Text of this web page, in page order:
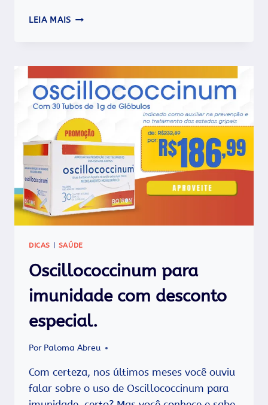
LEIA MAIS GRIPE
QUAIS
OS
RISCOS
E
COMO
EVITAR?
DICAS | SAÚDE
Oscillococcinum para
imunidade com desconto
especial.
Por Paloma Abreu
Com certeza, nos últimos meses você ouviu
falar sobre o uso de Oscillococcinum para